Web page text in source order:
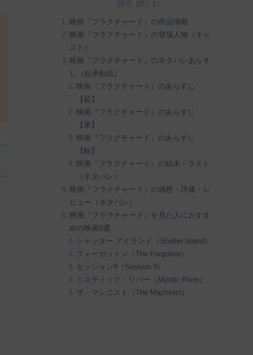
目次
映画『フラクチャード』の作品情報
映画『フラクチャード』の登場人物（キャ
スト）
映画『フラクチャード』のネタバレあらす
じ（起承転結）
映画『フラクチャード』のあらすじ
【起】
映画『フラクチャード』のあらすじ
【承】
映画『フラクチャード』のあらすじ
【転】
映画『フラクチャード』の結末・ラスト
（ネタバレ）
映画『フラクチャード』の感想・評価・レ
ビュー（ネタバレ）
映画『フラクチャード』を見た人におすす
めの映画5選
シャッター アイランド（Shutter Island）
フォーガットン（The Forgotten）
セッション9（Session 9）
ミスティック・リバー（Mystic River）
ザ・マシニスト（The Machinist）